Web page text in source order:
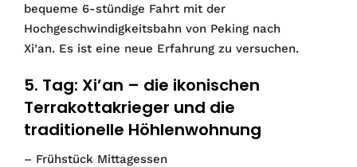
bequeme 6-stündige Fahrt mit der
Hochgeschwindigkeitsbahn von Peking nach
Xi’an. Es ist eine neue Erfahrung zu versuchen.
5. Tag: Xi’an – die ikonischen
Terrakottakrieger und die
traditionelle Höhlenwohnung
– Frühstück Mittagessen